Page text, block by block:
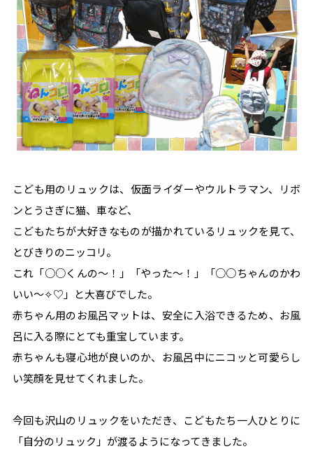
こども用のリュックは、仮面ライダーやウルトラマン、リボ
ンとうさぎに猫、車など、
こどもたちが大好きなものが描かれているリュックを見て、
とびきりのニッコリ。
これ「○○くんの～！」「やった～！」「○○ちゃんのかわ
いい～✧♡」と大喜びでした。
赤ちゃん用のお風呂マットは、安全に入浴できるため、お風
呂に入る際にとても重宝しています。
赤ちゃんも寝心地が良いのか、お風呂中にニコッと可愛らし
い笑顔を見せてくれました。
今回も沢山のリュックをいただき、こどもたち一人ひとりに
「自分のリュック」が渡るようになってきました。